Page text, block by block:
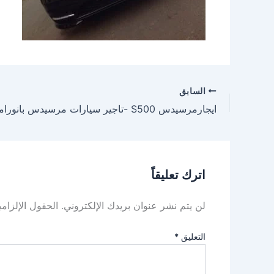
السابق
ايجارمرسيدس S500 -تاجير سيارات مرسيدس بانوراما
اترك تعليقاً
لن يتم نشر عنوان بريدك الإلكتروني. الحقول
التعليق *